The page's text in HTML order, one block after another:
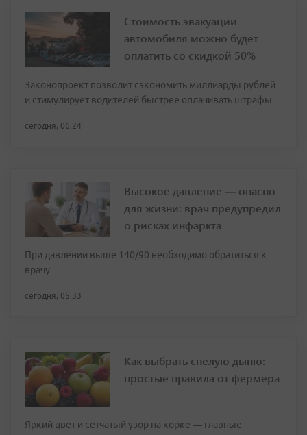
Стоимость эвакуации
автомобиля можно будет
оплатить со скидкой 50%
Законопроект позволит сэкономить миллиарды рублей
и стимулирует водителей быстрее оплачивать штрафы
сегодня, 06:24
Высокое давление — опасно
для жизни: врач предупредил
о рисках инфаркта
При давлении выше 140/90 необходимо обратиться к
врачу
сегодня, 05:33
Как выбрать спелую дыню:
простые правила от фермера
Яркий цвет и сетчатый узор на корке — главные